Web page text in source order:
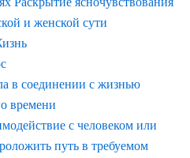
и женской сути
в соединении с жизнью
времени
с человеком или
путь в требуемом